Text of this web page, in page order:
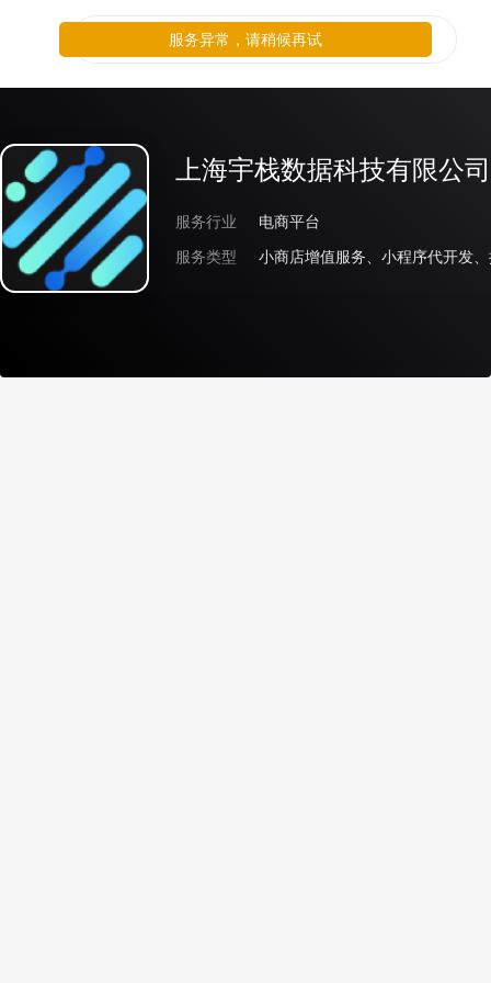
上海宇栈数据科技有限公司
服务行业
电商平台
服务类型
小商店增值服务、小程序代开发
服务异常，请稍候再试